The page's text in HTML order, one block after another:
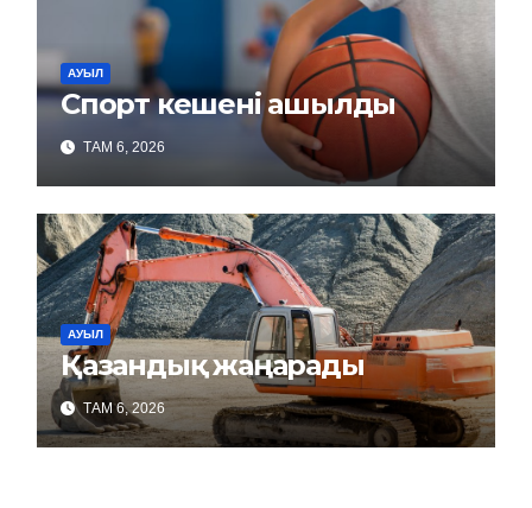
АУЫЛ
Спорт кешені ашылды
ТАМ 6, 2026
АУЫЛ
Қазандық жаңарады
ТАМ 6, 2026